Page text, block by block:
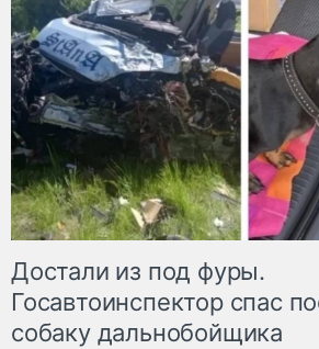
Достали из под фуры.
Госавтоинспектор спас
собаку дальнобойщика